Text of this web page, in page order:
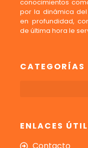
conocimientos
por la dinámica
en profundidad,
de última hora le
CATEGORÍAS
ENLACES
Contacto